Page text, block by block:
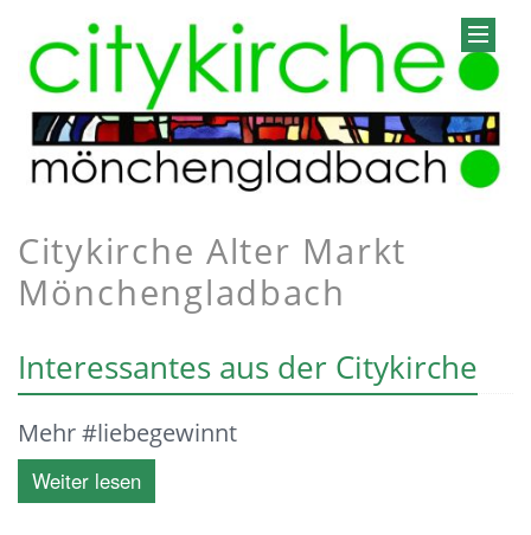
Citykirche Alter Markt
Mönchengladbach
Interessantes aus der Citykirche
Mehr #liebegewinnt
Weiter lesen